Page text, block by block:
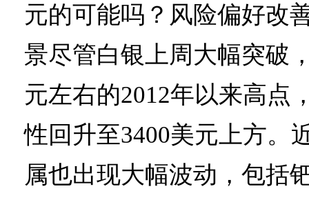
元的可能吗？风险偏好改
景尽管白银上周大幅突破
元左右的2012年以来高点
性回升至3400美元上方。
属也出现大幅波动，包括